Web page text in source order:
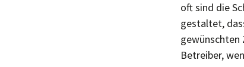
oft sind die
gestaltet,
gewünschten
Betreiber,